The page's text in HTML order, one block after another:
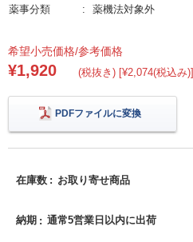
薬事分類
薬機法対象外
希望小売価格/参考価格
¥1,920 (税抜き) [¥2,074(税込み)]
PDFファイルに変換
在庫数 お取り寄せ商品
納期 通常5営業日以内に出荷